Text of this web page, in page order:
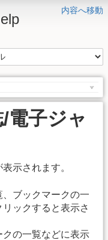
内容へ移動
電子ジャ
示されます。
ブックマークの一
ックすると表示さ
クの一覧などに表示